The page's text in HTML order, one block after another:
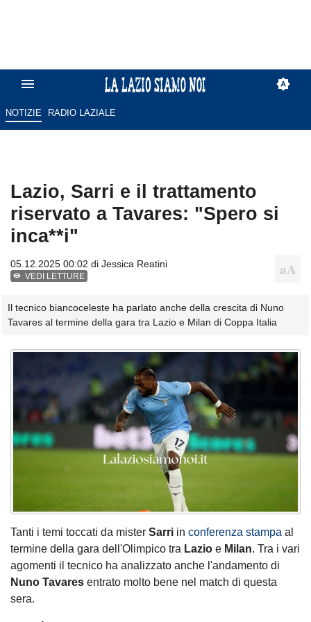
NOTIZIE RADIO LAZIALE
Lazio, Sarri e il trattamento
riservato a Tavares: "Spero si
inca**i"
05.12.2025 00:02 di Jessica Reatini
VEDI LETTURE
Il tecnico biancoceleste ha parlato anche della crescita di Nuno
Tavares al termine della gara tra Lazio e Milan di Coppa Italia
Tanti i temi toccati da mister Sarri in conferenza stampa al
termine della gara dell'Olimpico tra Lazio e Milan. Tra i vari
agomenti il tecnico ha analizzato anche l'andamento di
Nuno Tavares entrato molto bene nel match di questa
sera.